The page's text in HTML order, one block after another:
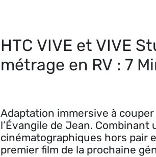
HTC VIVE et VIVE
métrage en RV : 7
Adaptation immersive à
l’Évangile de Jean.
cinématographiques hors pair
premier film de la prochaine